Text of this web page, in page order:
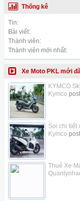
Thống kê
Tin:
Bài viết:
Thành viên:
Thành viên mới nhất:
Xe Moto PKL mới
KYMCO
Kymco
Soi chi tiết
Kymco
Thuê Xe